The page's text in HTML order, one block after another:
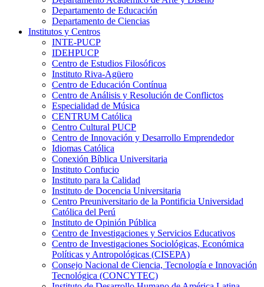
Departamento de Educación
Departamento de Ciencias
Institutos y Centros
INTE-PUCP
IDEHPUCP
Centro de Estudios Filosóficos
Instituto Riva-Agüero
Centro de Educación Contínua
Centro de Análisis y Resolución de Conflictos
Especialidad de Música
CENTRUM Católica
Centro Cultural PUCP
Centro de Innovación y Desarrollo Emprendedor
Idiomas Católica
Conexión Bíblica Universitaria
Instituto Confucio
Instituto para la Calidad
Instituto de Docencia Universitaria
Centro Preuniversitario de la Pontificia Universidad
Católica del Perú
Instituto de Opinión Pública
Centro de Investigaciones y Servicios Educativos
Centro de Investigaciones Sociológicas, Económica
Políticas y Antropológicas (CISEPA)
Consejo Nacional de Ciencia, Tecnología e Innovación
Tecnológica (CONCYTEC)